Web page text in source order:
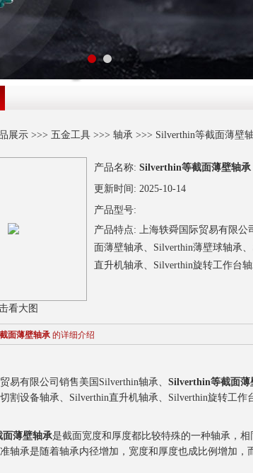
展示>>> 五金工具>>> 轴承>>> Silverthin等截面薄壁
看大图
产品名称: Silverthin等截面薄壁轴承
更新时间: 2025-10-14
产品型号:
产品特点: 上海轶舜国际贸易有限公
面薄壁轴承、Silverthin薄壁球轴承
直升机轴承、Silverthin旋转工作台
面薄壁轴承 的详细介绍
易有限公司销售美国Silverthin轴承、 Silverthin等截面薄
割设备轴承、Silverthin直升机轴承、Silverthin旋转工作
薄壁轴承是截面宽度和厚度都比较特殊的一种轴承，
轴承是随着轴承内径增加，宽度和厚度也成比例增加